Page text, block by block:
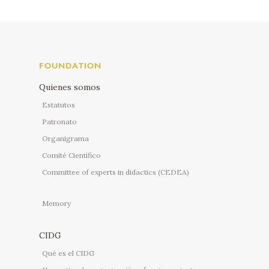
FOUNDATION
Quienes somos
Estatutos
Patronato
Organigrama
Comité Científico
Committee of experts in didactics (CEDEA)
Memory
CIDG
Qué es el CIDG